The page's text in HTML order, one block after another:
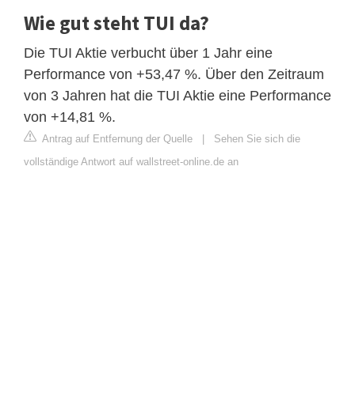
Wie gut steht TUI da?
Die TUI Aktie verbucht über 1 Jahr eine
Performance von +53,47 %. Über den Zeitraum
von 3 Jahren hat die TUI Aktie eine Performance
von +14,81 %.
Antrag auf Entfernung der Quelle | Sehen Sie sich die
vollständige Antwort auf wallstreet-online.de an